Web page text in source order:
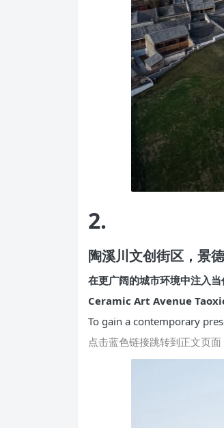
2.
陶溪川文创街区，
在更广阔的城市环境中注入
Ceramic Art Avenue
To gain a contemporary
点击蓝色链接跳转到正文页面